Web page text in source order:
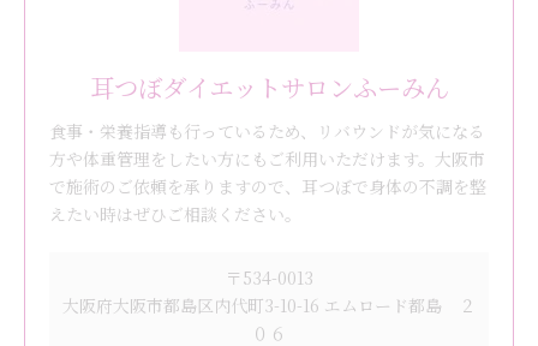
耳つぼダイエットサロンふーみん
食事・栄養指導も行っているため、リバウンドが気になる
方や体重管理をしたい方にもご利用いただけます。大阪市
で施術のご依頼を承りますので、耳つぼで身体の不調を整
えたい時はぜひご相談ください。
〒534-0013
大阪府大阪市都島区内代町3-10-16 エムロード都島 ２
０６